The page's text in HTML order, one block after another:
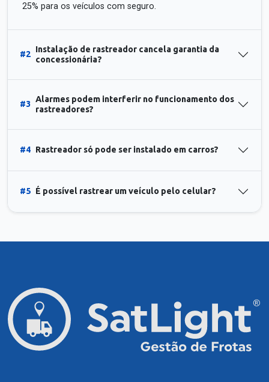
25% para os veículos com seguro.
#2
Instalação de rastreador cancela garantia da
concessionária?
#3
Alarmes podem interferir no funcionamento dos
rastreadores?
#4 Rastreador só pode ser instalado em carros?
#5 É possível rastrear um veículo pelo celular?